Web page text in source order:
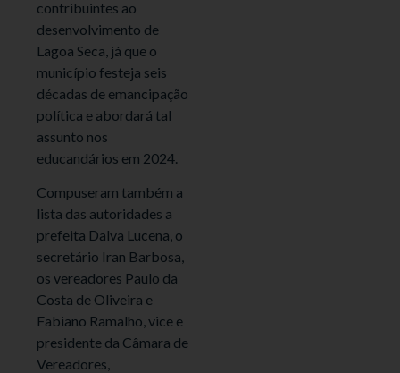
contribuintes ao
desenvolvimento de
Lagoa Seca, já que o
município festeja seis
décadas de emancipação
política e abordará tal
assunto nos
educandários em 2024.
Compuseram também a
lista das autoridades a
prefeita Dalva Lucena, o
secretário Iran Barbosa,
os vereadores Paulo da
Costa de Oliveira e
Fabiano Ramalho, vice e
presidente da Câmara de
Vereadores,